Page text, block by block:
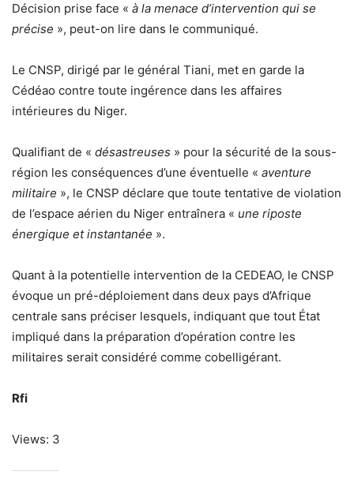
Décision prise face « à la menace d’intervention qui se
précise », peut-on lire dans le communiqué.
Le CNSP, dirigé par le général Tiani, met en garde la
Cédéao contre toute ingérence dans les affaires
intérieures du Niger.
Qualifiant de « désastreuses » pour la sécurité de la sous-
région les conséquences d’une éventuelle « aventure
militaire », le CNSP déclare que toute tentative de violation
de l’espace aérien du Niger entraînera « une riposte
énergique et instantanée ».
Quant à la potentielle intervention de la CEDEAO, le CNSP
évoque un pré-déploiement dans deux pays d’Afrique
centrale sans préciser lesquels, indiquant que tout État
impliqué dans la préparation d’opération contre les
militaires serait considéré comme cobelligérant.
Rfi
Views: 3